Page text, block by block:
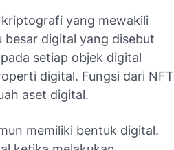
yang mewakili
besar digital yang disebut
setiap objek digital
digital. Fungsi dari NFT
aset digital.
memiliki bentuk digital.